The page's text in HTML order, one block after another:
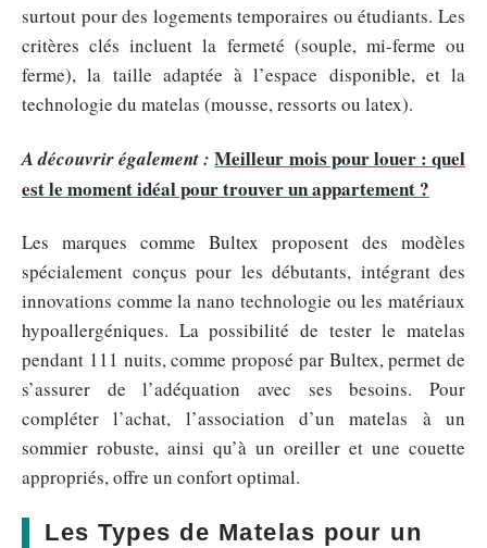
surtout pour des logements temporaires ou étudiants. Les
critères clés incluent la fermeté (souple, mi-ferme ou
ferme), la taille adaptée à l’espace disponible, et la
technologie du matelas (mousse, ressorts ou latex).
A découvrir également : Meilleur mois pour louer : quel
est le moment idéal pour trouver un appartement ?
Les marques comme Bultex proposent des modèles
spécialement conçus pour les débutants, intégrant des
innovations comme la nano technologie ou les matériaux
hypoallergéniques. La possibilité de tester le matelas
pendant 111 nuits, comme proposé par Bultex, permet de
s’assurer de l’adéquation avec ses besoins. Pour
compléter l’achat, l’association d’un matelas à un
sommier robuste, ainsi qu’à un oreiller et une couette
appropriés, offre un confort optimal.
Les Types de Matelas pour un